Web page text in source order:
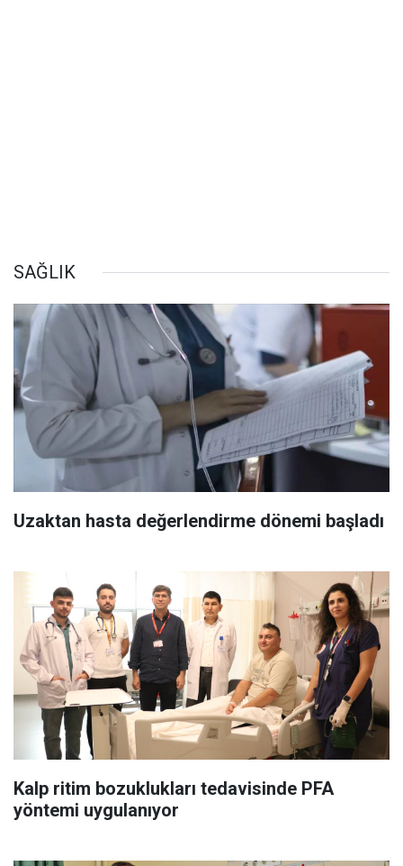
SAĞLIK
Uzaktan hasta değerlendirme dönemi başladı
Kalp ritim bozuklukları tedavisinde PFA
yöntemi uygulanıyor